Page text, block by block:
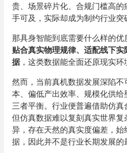
贵、场景碎片化、合规门槛高
手可及，实际却成为制约行业突
那具身智能到底需要什么样的优
贴合真实物理规律、适配线下
据，这类数据能全面还原现实环
然而，当前真机数据发展深陷
本、偏低产出效率、规模化供
三者平衡。行业便普遍借助仿真
但仿真数据难以复刻真实世界
异，存在天然的真实度偏差，
据，因此并不是行业长期发展的